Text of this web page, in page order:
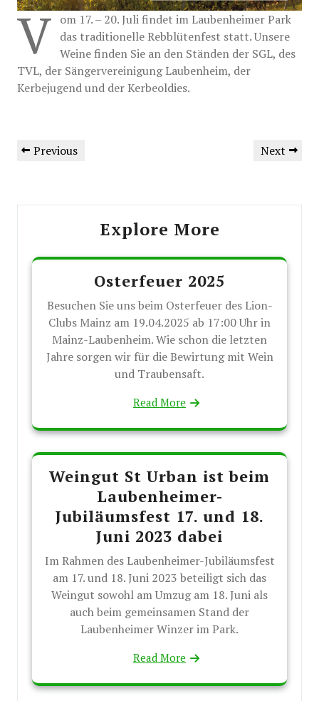
V om 17. – 20. Juli findet im Laubenheimer Park
das traditionelle Rebblütenfest statt. Unsere
Weine finden Sie an den Ständen der SGL, des
TVL, der Sängervereinigung Laubenheim, der
Kerbejugend und der Kerbeoldies.
Beitragsnavigation
Previous
Previous
Next
Next
Explore More
Osterfeuer 2025
Besuchen Sie uns beim Osterfeuer des Lion-
Clubs Mainz am 19.04.2025 ab 17:00 Uhr in
Mainz-Laubenheim. Wie schon die letzten
Jahre sorgen wir für die Bewirtung mit Wein
und Traubensaft.
Read More
Weingut St Urban ist beim
Laubenheimer-
Jubiläumsfest 17. und 18.
Juni 2023 dabei
Im Rahmen des Laubenheimer-Jubiläumsfest
am 17. und 18. Juni 2023 beteiligt sich das
Weingut sowohl am Umzug am 18. Juni als
auch beim gemeinsamen Stand der
Laubenheimer Winzer im Park.
Read More